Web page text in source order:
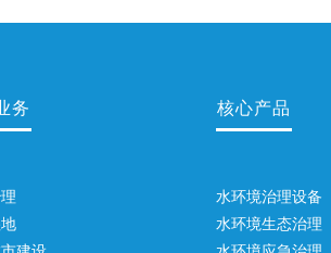
务 核心产品
水环境治理设备
水环境生态治理